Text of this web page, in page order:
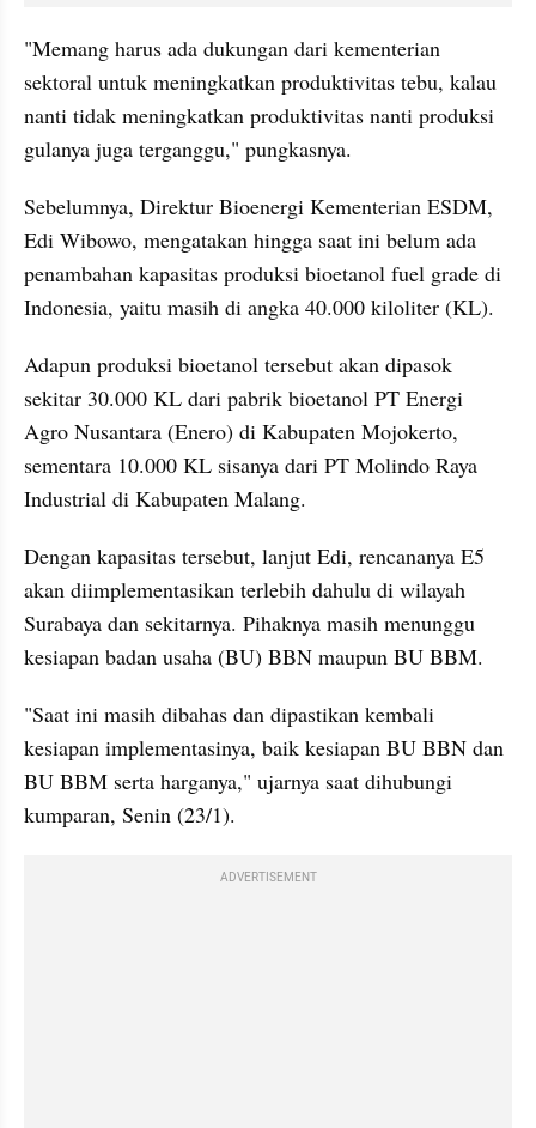
"Memang harus ada dukungan dari kementerian
sektoral untuk meningkatkan produktivitas tebu, kalau
nanti tidak meningkatkan produktivitas nanti produksi
gulanya juga terganggu," pungkasnya.
Sebelumnya, Direktur Bioenergi Kementerian ESDM,
Edi Wibowo, mengatakan hingga saat ini belum ada
penambahan kapasitas produksi bioetanol fuel grade di
Indonesia, yaitu masih di angka 40.000 kiloliter (KL).
Adapun produksi bioetanol tersebut akan dipasok
sekitar 30.000 KL dari pabrik bioetanol PT Energi
Agro Nusantara (Enero) di Kabupaten Mojokerto,
sementara 10.000 KL sisanya dari PT Molindo Raya
Industrial di Kabupaten Malang.
Dengan kapasitas tersebut, lanjut Edi, rencananya E5
akan diimplementasikan terlebih dahulu di wilayah
Surabaya dan sekitarnya. Pihaknya masih menunggu
kesiapan badan usaha (BU) BBN maupun BU BBM.
"Saat ini masih dibahas dan dipastikan kembali
kesiapan implementasinya, baik kesiapan BU BBN dan
BU BBM serta harganya," ujarnya saat dihubungi
kumparan, Senin (23/1).
ADVERTISEMENT